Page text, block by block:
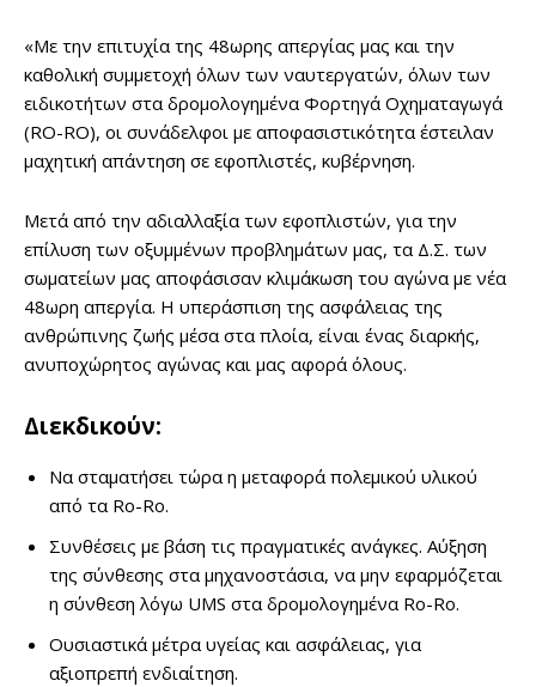
«Με την επιτυχία της 48ωρης απεργίας μας και την
καθολική συμμετοχή όλων των ναυτεργατών, όλων των
ειδικοτήτων στα δρομολογημένα Φορτηγά Οχηματαγωγά
(RΟ-RΟ), οι συνάδελφοι με αποφασιστικότητα έστειλαν
μαχητική απάντηση σε εφοπλιστές, κυβέρνηση.
Μετά από την αδιαλλαξία των εφοπλιστών, για την
επίλυση των οξυμμένων προβλημάτων μας, τα Δ.Σ. των
σωματείων μας αποφάσισαν κλιμάκωση του αγώνα με νέα
48ωρη απεργία. Η υπεράσπιση της ασφάλειας της
ανθρώπινης ζωής μέσα στα πλοία, είναι ένας διαρκής,
ανυποχώρητος αγώνας και μας αφορά όλους.
Διεκδικούν:
Να σταματήσει τώρα η μεταφορά πολεμικού υλικού
από τα Ro-Ro.
Συνθέσεις με βάση τις πραγματικές ανάγκες. Αύξηση
της σύνθεσης στα μηχανοστάσια, να μην εφαρμόζεται
η σύνθεση λόγω UMS στα δρομολογημένα Ro-Ro.
Ουσιαστικά μέτρα υγείας και ασφάλειας, για
αξιοπρεπή ενδιαίτηση.